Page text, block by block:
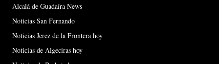
Alcalá de Guadaíra News
Noticias San Fernando
Noticias Jerez de la Frontera hoy
Noticias de Algeciras hoy